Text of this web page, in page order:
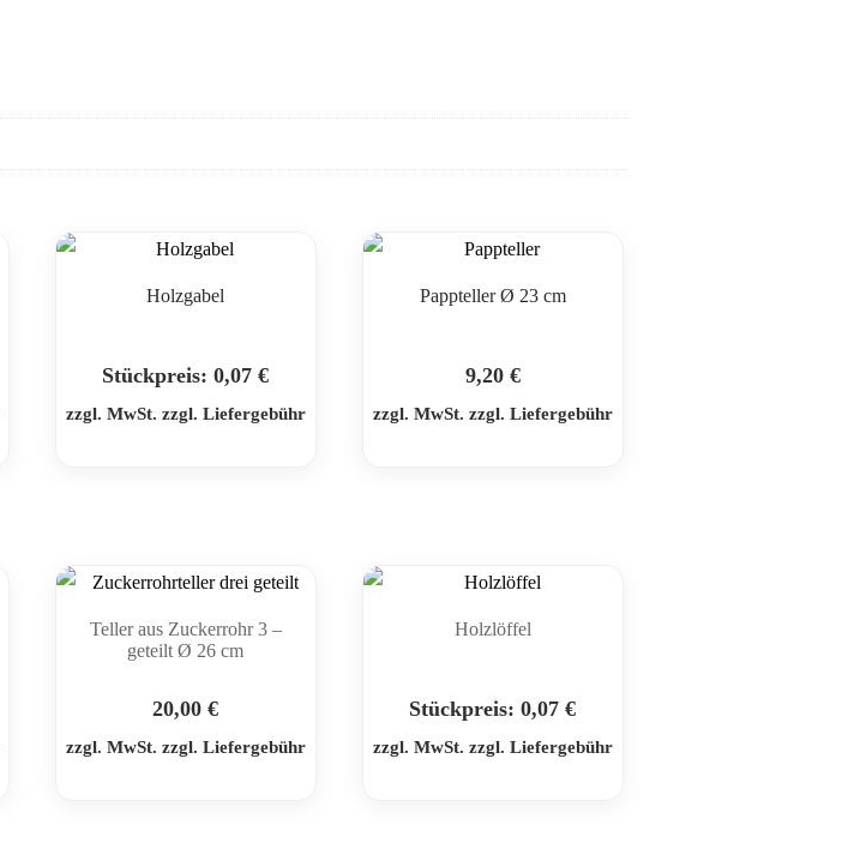
Holzgabel
Stückpreis:0,07€
zzgl. MwSt. zzgl. Liefergebühr
Pappteller Ø 23 cm
9,20 €
zzgl. MwSt. zzgl. Liefergebühr
Teller aus Zuckerrohr 3 –
geteilt Ø 26 cm
20,00€
zzgl. MwSt. zzgl. Liefergebühr
Holzlöffel
Stückpreis:0,07€
zzgl. MwSt. zzgl. Liefergebühr